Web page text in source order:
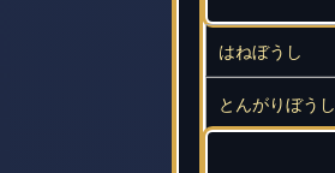
はねぼうし
とんがりぼうし